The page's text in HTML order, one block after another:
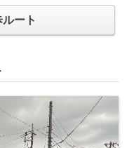
ート